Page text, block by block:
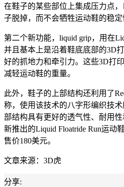
在鞋子的某些部位上集成压力点
子脱掉，而不会牺牲运动鞋的稳定
第二个新功能，liquid grip，用在
并且基本上是沿着鞋底底部的3D
好的抓地力和牵引力。这些3D打
减轻运动鞋的重量。
此外，鞋子的上部结构还利用了
称，使用该技术的八字形编织技
部结构具有更好的透气性、耐用
新推出的Liquid Floatride Run运动
售价180美元。
文章来源：3D虎
分享: